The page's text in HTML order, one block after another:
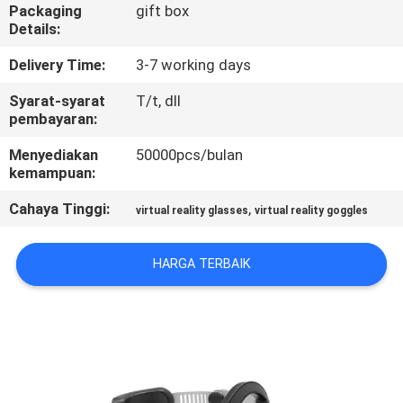
BERITA
KASUS
PERMINTAAN
PENAWARAN
SHOPPING
ONLINE
Packaging
Details:
gift box
Delivery Time:
3-7 working days
Syarat-syarat
pembayaran:
T/t, dll
Menyediakan
kemampuan:
50000pcs/bulan
Cahaya Tinggi: virtual reality glasses,virtual reality goggles
HARGA TERBAIK